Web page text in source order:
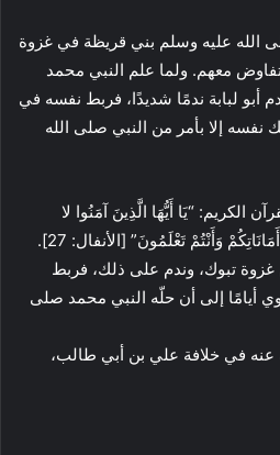
الله عليه وسلم بني قريظة في غزوة
معهم. ولما علم النبي محمد
أبو لبابة ندمًا شديدًا، فربط نفسه في
نفسه إلا بأمر من النبي صلى الله
الكريم: “يَا أَيُّهَا الَّذِينَ آمَنُوا لا
وَأَنْتُمْ تَعْلَمُونَ” [الأنفال: 27].
غزوة تبوك، وندم على ذلك، فربط
أيامًا إلى أن حلّه النبي محمد صلى
عنه في خلافة علي بن أبي طالب،